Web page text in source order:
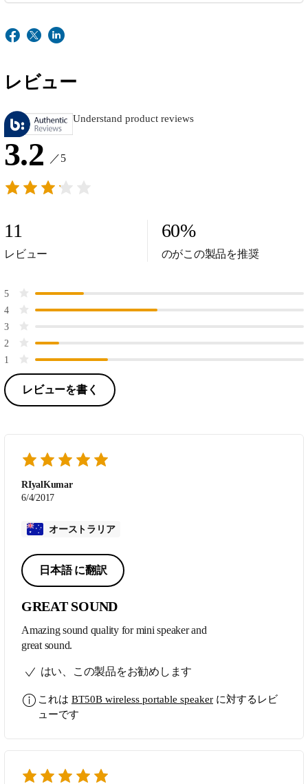
レビュー
Understand product reviews
3.2 ／5
11
レビュー
60%
のがこの製品を推奨
5
4
3
2
1
レビューを書く
RIyalKumar
6/4/2017
オーストラリア
日本語 に翻訳
GREAT SOUND
Amazing sound quality for mini speaker and
great sound.
はい、この製品をお勧めします
これは BT50B wireless portable speaker に対するレビ
ューです